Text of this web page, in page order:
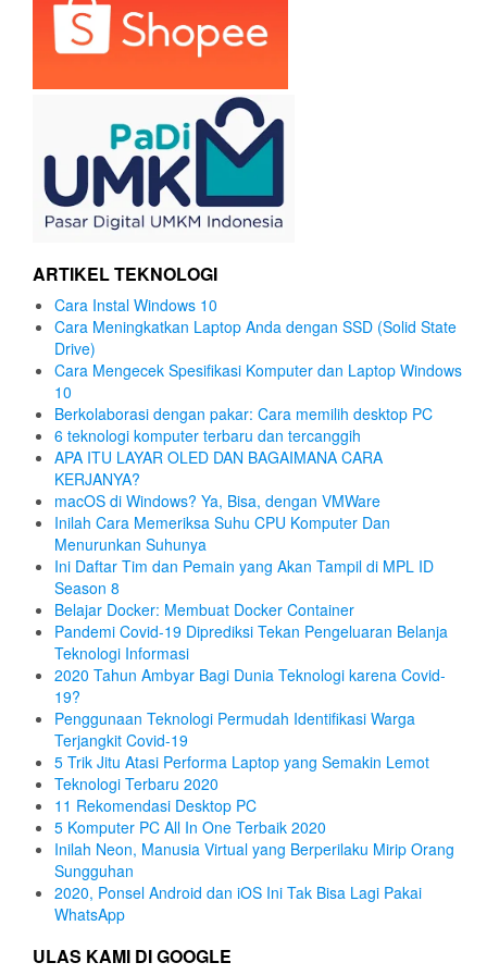
ARTIKEL TEKNOLOGI
Cara Instal Windows 10
Cara Meningkatkan Laptop Anda dengan SSD (Solid State
Drive)
Cara Mengecek Spesifikasi Komputer dan Laptop Windows
10
Berkolaborasi dengan pakar: Cara memilih desktop PC
6 teknologi komputer terbaru dan tercanggih
APA ITU LAYAR OLED DAN BAGAIMANA CARA
KERJANYA?
macOS di Windows? Ya, Bisa, dengan VMWare
Inilah Cara Memeriksa Suhu CPU Komputer Dan
Menurunkan Suhunya
Ini Daftar Tim dan Pemain yang Akan Tampil di MPL ID
Season 8
Belajar Docker: Membuat Docker Container
Pandemi Covid-19 Diprediksi Tekan Pengeluaran Belanja
Teknologi Informasi
2020 Tahun Ambyar Bagi Dunia Teknologi karena Covid-
19?
Penggunaan Teknologi Permudah Identifikasi Warga
Terjangkit Covid-19
5 Trik Jitu Atasi Performa Laptop yang Semakin Lemot
Teknologi Terbaru 2020
11 Rekomendasi Desktop PC
5 Komputer PC All In One Terbaik 2020
Inilah Neon, Manusia Virtual yang Berperilaku Mirip Orang
Sungguhan
2020, Ponsel Android dan iOS Ini Tak Bisa Lagi Pakai
WhatsApp
ULAS KAMI DI GOOGLE